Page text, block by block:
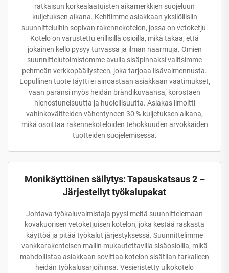
ratkaisun korkealaatuisten aikamerkkien suojeluun
kuljetuksen aikana. Kehitimme asiakkaan yksilöllisiin
suunnitteluihin sopivan rakennekotelon, jossa on vetoketju.
Kotelo on varustettu erillisillä osioilla, mikä takaa, että
jokainen kello pysyy turvassa ja ilman naarmuja. Omien
suunnittelutoimistomme avulla sisäpinnaksi valitsimme
pehmeän verkkopäällysteen, joka tarjoaa lisävaimennusta.
Lopullinen tuote täytti ei ainoastaan asiakkaan vaatimukset,
vaan paransi myös heidän brändikuvaansa, korostaen
hienostuneisuutta ja huolellisuutta. Asiakas ilmoitti
vahinkoväitteiden vähentyneen 30 % kuljetuksen aikana,
mikä osoittaa rakennekoteloiden tehokkuuden arvokkaiden
tuotteiden suojelemisessa.
Monikäyttöinen säilytys: Tapauskatsaus 2 –
Järjestellyt työkalupakat
Johtava työkaluvalmistaja pyysi meitä suunnittelemaan
kovakuorisen vetoketjuisen kotelon, joka kestää raskasta
käyttöä ja pitää työkalut järjestyksessä. Suunnittelimme
vankkarakenteisen mallin mukautettavilla sisäosioilla, mikä
mahdollistaa asiakkaan sovittaa kotelon sisätilan tarkalleen
heidän työkalusarjoihinsa. Vesieristetty ulkokotelo